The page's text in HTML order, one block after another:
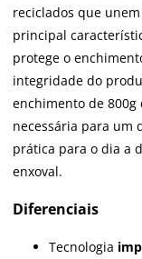
reciclados que
principal
protege o
integridade do
enchimento de
necessária para um
prática para o dia a
enxoval.
Diferenciais
Tecnologia